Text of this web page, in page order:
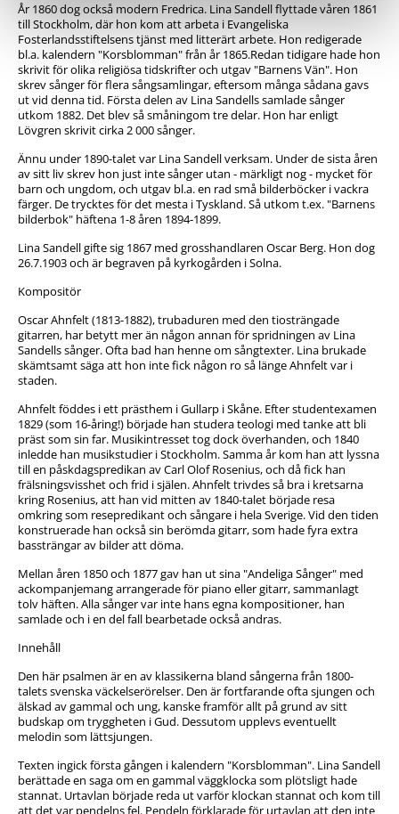
År 1860 dog också modern Fredrica. Lina Sandell flyttade våren 1861
till Stockholm, där hon kom att arbeta i Evangeliska
Fosterlandsstiftelsens tjänst med litterärt arbete. Hon redigerade
bl.a. kalendern "Korsblomman" från år 1865.Redan tidigare hade hon
skrivit för olika religiösa tidskrifter och utgav "Barnens Vän". Hon
skrev sånger för flera sångsamlingar, eftersom många sådana gavs
ut vid denna tid. Första delen av Lina Sandells samlade sånger
utkom 1882. Det blev så småningom tre delar. Hon har enligt
Lövgren skrivit cirka 2 000 sånger.
Ännu under 1890-talet var Lina Sandell verksam. Under de sista åren
av sitt liv skrev hon just inte sånger utan - märkligt nog - mycket för
barn och ungdom, och utgav bl.a. en rad små bilderböcker i vackra
färger. De trycktes för det mesta i Tyskland. Så utkom t.ex. "Barnens
bilderbok" häftena 1-8 åren 1894-1899.
Lina Sandell gifte sig 1867 med grosshandlaren Oscar Berg. Hon dog
26.7.1903 och är begraven på kyrkogården i Solna.
Kompositör
Oscar Ahnfelt (1813-1882), trubaduren med den tiosträngade
gitarren, har betytt mer än någon annan för spridningen av Lina
Sandells sånger. Ofta bad han henne om sångtexter. Lina brukade
skämtsamt säga att hon inte fick någon ro så länge Ahnfelt var i
staden.
Ahnfelt föddes i ett prästhem i Gullarp i Skåne. Efter studentexamen
1829 (som 16-åring!) började han studera teologi med tanke att bli
präst som sin far. Musikintresset tog dock överhanden, och 1840
inledde han musikstudier i Stockholm. Samma år kom han att lyssna
till en påskdagspredikan av Carl Olof Rosenius, och då fick han
frälsningsvisshet och frid i själen. Ahnfelt trivdes så bra i kretsarna
kring Rosenius, att han vid mitten av 1840-talet började resa
omkring som resepredikant och sångare i hela Sverige. Vid den tiden
konstruerade han också sin berömda gitarr, som hade fyra extra
bassträngar av bilder att döma.
Mellan åren 1850 och 1877 gav han ut sina "Andeliga Sånger" med
ackompanjemang arrangerade för piano eller gitarr, sammanlagt
tolv häften. Alla sånger var inte hans egna kompositioner, han
samlade och i en del fall bearbetade också andras.
Innehåll
Den här psalmen är en av klassikerna bland sångerna från 1800-
talets svenska väckelserörelser. Den är fortfarande ofta sjungen och
älskad av gammal och ung, kanske framför allt på grund av sitt
budskap om tryggheten i Gud. Dessutom upplevs eventuellt
melodin som lättsjungen.
Texten ingick första gången i kalendern "Korsblomman". Lina Sandell
berättade en saga om en gammal väggklocka som plötsligt hade
stannat. Urtavlan började reda ut varför klockan stannat och kom till
att det var pendelns fel. Pendeln förklarade för urtavlan att den inte